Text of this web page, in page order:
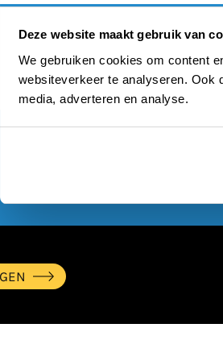
Deze website maakt gebruik van
We gebruiken cookies om content
websiteverkeer te analyseren. Ook
media, adverteren en analyse.